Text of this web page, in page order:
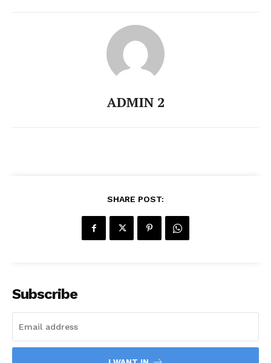
ADMIN 2
SHARE POST:
Subscribe